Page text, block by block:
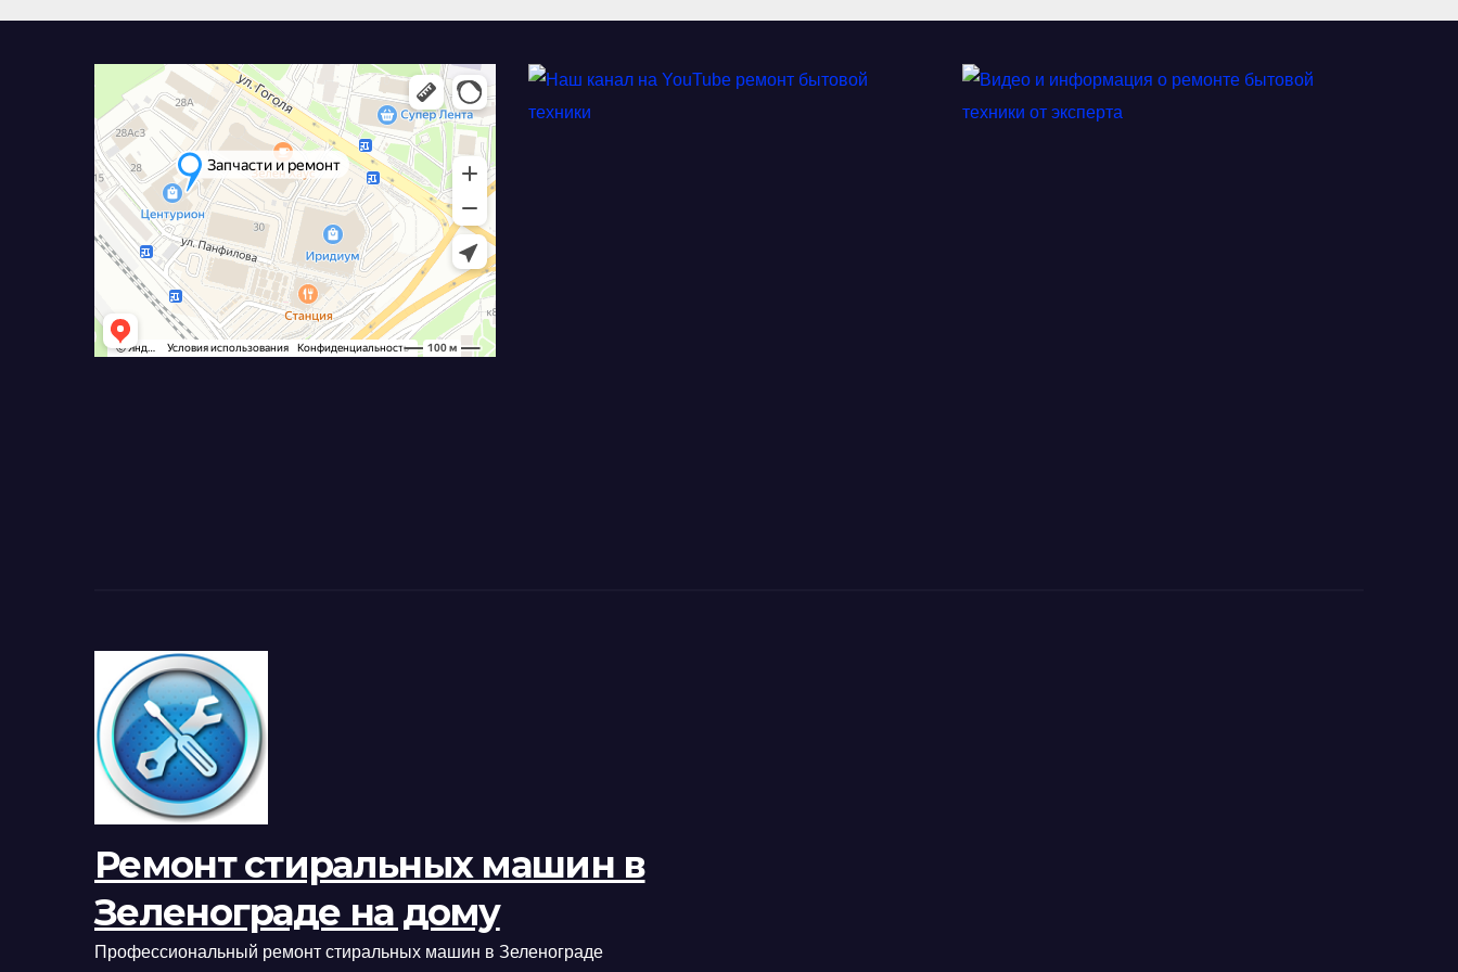
Ремонт стиральных машин в
Зеленограде на дому
Профессиональный ремонт стиральных машин в Зеленограде